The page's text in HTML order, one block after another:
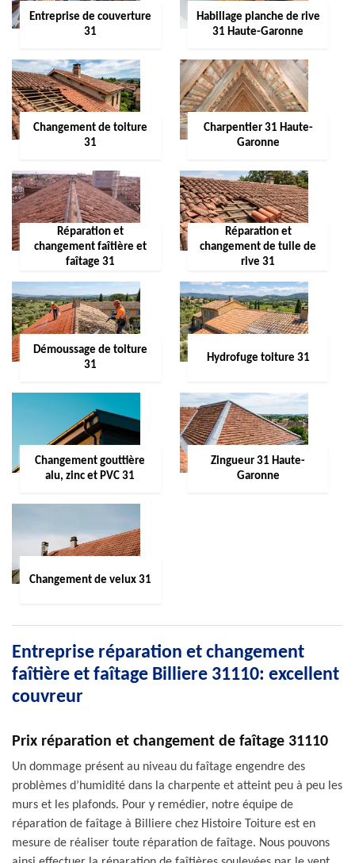
Entreprise de couverture
31
Habillage planche de rive
31 Haute-Garonne
Changement de toiture
31
Charpentier 31 Haute-
Garonne
Réparation et
changement faîtière et
faîtage 31
Réparation et
changement de tuile de
rive 31
Démoussage de toiture
31
Hydrofuge toiture 31
Changement gouttière
alu, zinc et PVC 31
Zingueur 31 Haute-
Garonne
Changement de velux 31
Entreprise réparation et changement
faîtière et faîtage Billiere 31110: excellent
couvreur
Prix réparation et changement de faîtage 31110
Un dommage présent au niveau du faîtage engendre des
problèmes d’humidité dans la charpente et atteint peu à peu les
murs et les plafonds. Pour y remédier, notre équipe de
réparation de faîtage à Billiere chez Histoire Toiture est en
mesure de réaliser toute réparation de faîtage. Nous pouvons